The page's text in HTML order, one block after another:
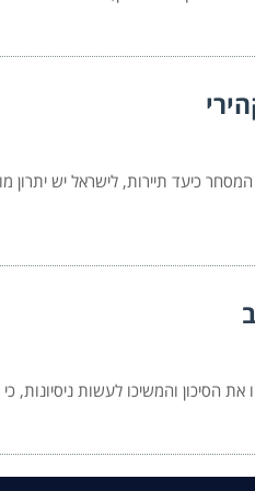
כיעד תיירות, לישראל יש
והמשיכו לעשות ניסיונות,